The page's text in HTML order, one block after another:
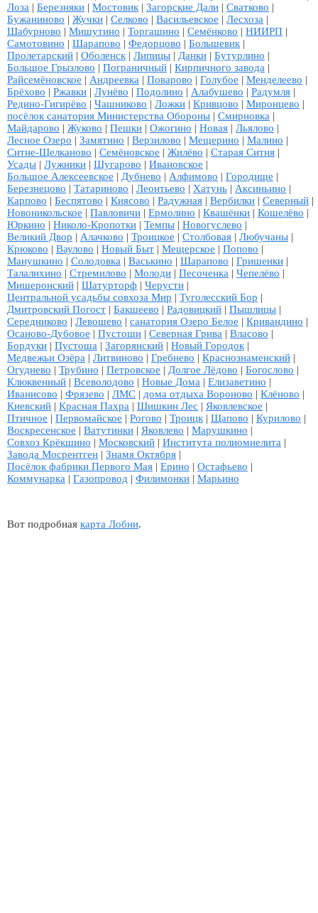
Лоза | Березняки | Мостовик| Загорские Дали | Сватково |
Бужаниново | Жучки | Селково | Васильевское | Лесхоза |
Шабурново | Мишутино | Торгашино | Семёнково | НИИРП |
Самотовино | Шарапово | Федорцово | Большевик|
Пролетарский | Оболенск| Липицы | Данки | Бутурлино |
Большое Грызлово | Пограничный | Кирпичного завода |
Райсемёновское | Андреевка | Поварово | Голубое | Менделеево |
Брёхово | Ржавки | Лунёво | Подолино | Алабушево | Радумля |
Редино-Гигирёво | Чашниково | Ложки | Кривцово | Миронцево |
посёлок санатория Министерства Обороны | Смирновка |
Майдарово | Жуково | Пешки | Ожогино | Новая | Льялово |
Лесное Озеро | Замятино | Верзилово | Мещерино | Малино |
Ситне-Щелканово | Семёновское | Жилёво | Старая Ситня |
Усады | Лужники | Шугарово | Ивановское |
Большое Алексеевское | Дубнево | Алфимово | Городище |
Березнецово | Татариново | Леонтьево | Хатунь | Аксиньино |
Карпово | Беспятово | Киясово | Радужная | Вербилки | Северный |
Новоникольское | Павловичи | Ермолино | Квашёнки | Кошелёво |
Юркино | Николо-Кропотки | Темпы | Новогуслево |
Великий Двор | Алачково | Троицкое | Столбовая | Любучаны |
Крюково | Ваулово | Новый Быт | Мещерское | Попово |
Манушкино | Солодовка | Васькино | Шарапово | Гришенки |
Талалихино | Стремилово | Молоди | Песоченка | Чепелёво |
Мишеронский | Шатурторф | Черусти |
Центральной усадьбы совхоза Мир | Туголесский Бор |
Дмитровский Погост | Бакшеево | Радовицкий | Пышлицы |
Середниково | Левошево | санатория Озеро Белое | Кривандино |
Осаново-Дубовое | Пустоши | Северная Грива | Власово |
Бордуки | Пустоша | Загорянский | Новый Городок|
Медвежьи Озёра | Литвиново | Гребнево | Краснознаменский |
Огуднево | Трубино | Петровское | Долгое Лёдово | Богослово |
Клюквенный | Всеволодово | Новые Дома | Елизаветино |
Иванисово | Фрязево | ЛМС | дома отдыха Вороново | Клёново |
Киевский | Красная Пахра | Шишкин Лес | Яковлевское |
Птичное | Первомайское | Рогово | Троицк| Щапово | Курилово |
Воскресенское | Ватутинки | Яковлево | Марушкино |
Совхоз Крёкшино | Московский | Института полиомиелита |
Завода Мосрентген | Знамя Октября |
Посёлок фабрики Первого Мая | Ерино | Остафьево |
Коммунарка | Газопровод | Филимонки | Марьино
Вот подробная карта Лобни.